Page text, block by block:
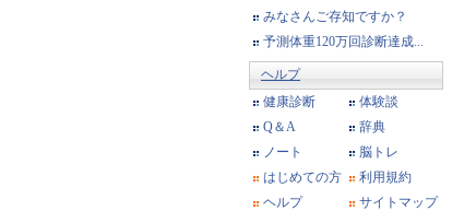
みなさんご存知ですか？
予測体重120万回診断達成...
ヘルプ
健康診断
体験談
Q＆A
辞典
ノート
脳トレ
はじめての方
利用規約
ヘルプ
サイトマップ